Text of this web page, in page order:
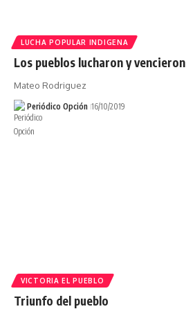
LUCHA POPULAR INDIGENA
Los pueblos lucharon y vencieron
Mateo Rodriguez
Periódico Opción 16/10/2019
VICTORIA EL PUEBLO
Triunfo del pueblo